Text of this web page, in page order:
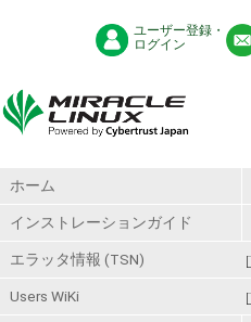
ユーザー登録・
ログイン
ホーム
インストレーションガイド
エラッタ情報 (TSN)
Users WiKi